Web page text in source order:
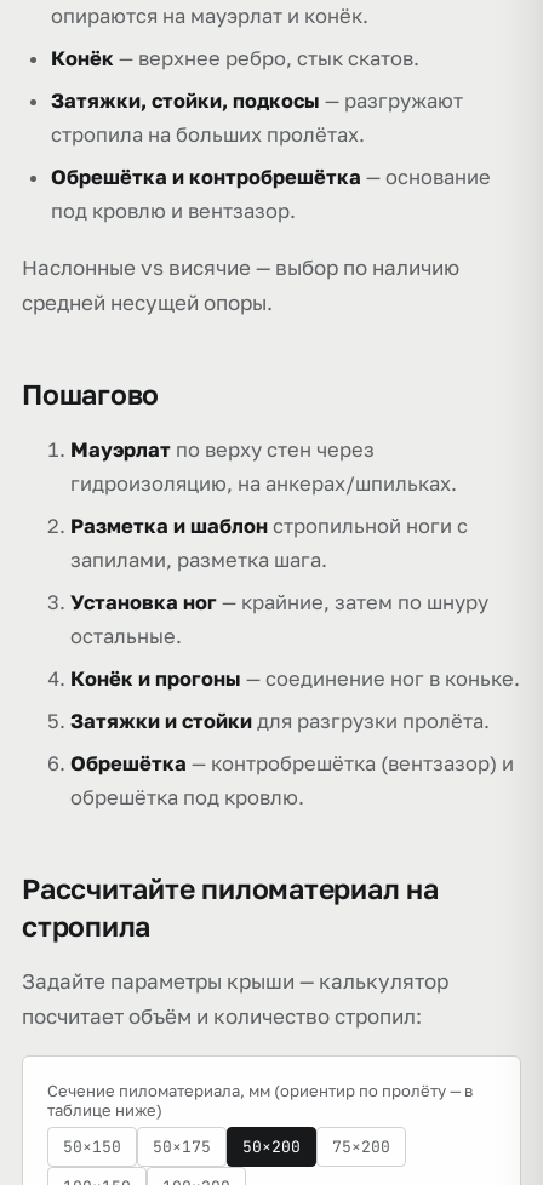
опираются на мауэрлат и конёк.
Конёк — верхнее ребро, стык скатов.
Затяжки, стойки, подкосы — разгружают
стропила на больших пролётах.
Обрешётка и контробрешётка — основание
под кровлю и вентзазор.
Наслонные vs висячие — выбор по наличию
средней несущей опоры.
Пошагово
Мауэрлат по верху стен через
гидроизоляцию, на анкерах/шпильках.
Разметка и шаблон стропильной ноги с
запилами, разметка шага.
Установка ног — крайние, затем по шнуру
остальные.
Конёк и прогоны — соединение ног в коньке.
Затяжки и стойки для разгрузки пролёта.
Обрешётка — контробрешётка (вентзазор) и
обрешётка под кровлю.
Рассчитайте пиломатериал на
стропила
Задайте параметры крыши — калькулятор
посчитает объём и количество стропил:
Сечение пиломатериала, мм (ориентир по пролёту — в
таблице ниже)
50×150 50×175 50×200
75×200